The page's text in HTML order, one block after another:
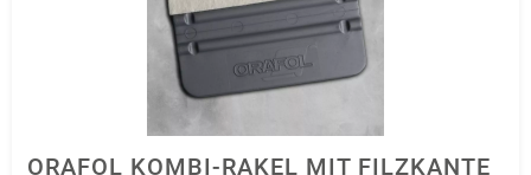
ORAFOL KOMBI-RAKEL MIT FILZKANTE